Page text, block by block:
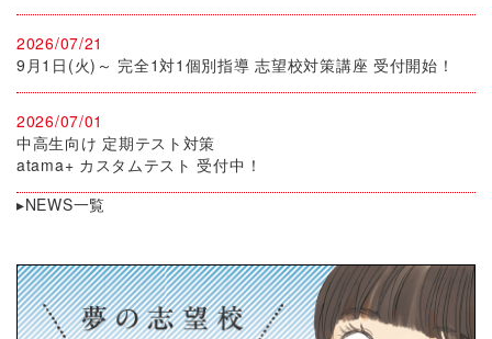
2026/07/21
9月1日(火)～ 完全1対1個別指導 志望校対策講座 受付開始！
2026/07/01
中高生向け 定期テスト対策
atama+ カスタムテスト 受付中！
▸NEWS一覧